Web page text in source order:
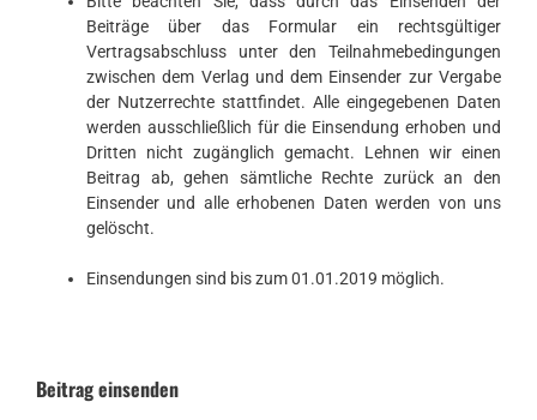
Beiträge über das Formular ein rechtsgültiger
Vertragsabschluss unter den Teilnahmebedingungen
zwischen dem Verlag und dem Einsender zur Vergabe
der Nutzerrechte stattfindet. Alle eingegebenen Daten
werden ausschließlich für die Einsendung erhoben und
Dritten nicht zugänglich gemacht. Lehnen wir einen
Beitrag ab, gehen sämtliche Rechte zurück an den
Einsender und alle erhobenen Daten werden von uns
gelöscht.
Einsendungen sind bis zum 01.01.2019 möglich.
Beitrag einsenden